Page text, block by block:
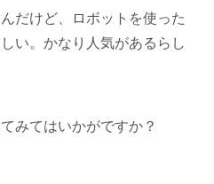
だけど、ロボットを使った
い。かなり人気があるらし
みてはいかがですか？